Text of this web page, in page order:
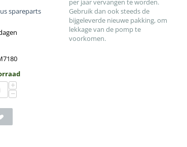
per jaar vervangen te worden.
Gebruik dan ook steeds de
bijgeleverde nieuwe pakking, om
lekkage van de pomp te
voorkomen.
spareparts
+
−